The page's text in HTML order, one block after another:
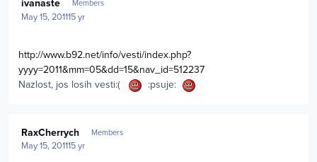
ivanaste Members
May 15, 201115 yr
http://www.b92.net/info/vesti/index.php?
yyyy=2011&mm=05&dd=15&nav_id=512237
Nazlost, jos losih vesti:(
:psuje:
RaxCherrych Members
May 15, 201115 yr